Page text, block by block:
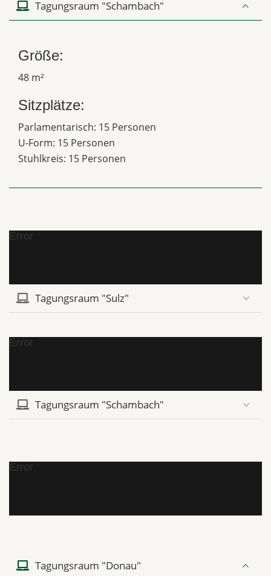
Tagungsraum "Schambach"
Größe:
48 m²
Sitzplätze:
Parlamentarisch: 15 Personen
U-Form: 15 Personen
Stuhlkreis: 15 Personen
Error
Tagungsraum "Sulz"
Error
Tagungsraum "Schambach"
Error
Tagungsraum "Donau"